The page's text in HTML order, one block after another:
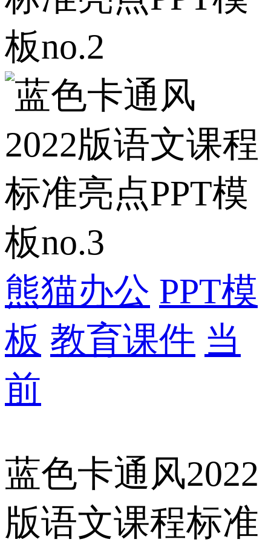
熊猫办公 PPT模
板 教育课件 当
前
蓝色卡通风2022
版语文课程标准